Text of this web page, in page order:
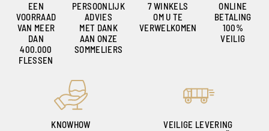
EEN
VOORRAAD
VAN MEER
DAN
400.000
FLESSEN
PERSOONLIJK
ADVIES
MET DANK
AAN ONZE
SOMMELIERS
7 WINKELS
OM U TE
VERWELKOMEN
ONLINE
BETALING
100%
VEILIG
KNOWHOW
VEILIGE LEVERING